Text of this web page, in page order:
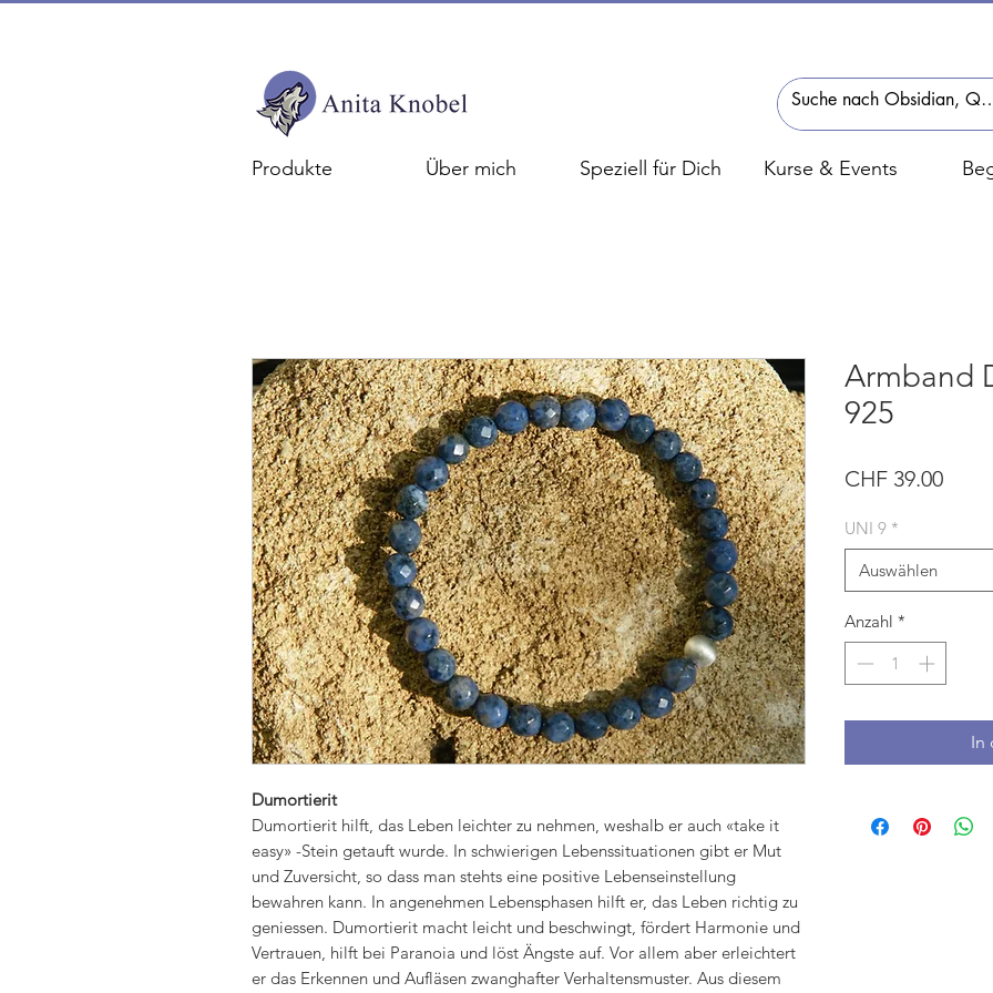
Produkte Über mich Speziell für Dich Kurse & Events
Dumortierit
Dumortierit hilft, das Leben leichter zu nehmen, weshalb er auch «take it
easy» -Stein getauft wurde. In schwierigen Lebenssituationen gibt er Mut
und Zuversicht, so dass man stehts eine positive Lebenseinstellung
bewahren kann. In angenehmen Lebensphasen hilft er, das Leben richtig zu
geniessen. Dumortierit macht leicht und beschwingt, fördert Harmonie und
Vertrauen, hilft bei Paranoia und löst Ängste auf. Vor allem aber erleichtert
er das Erkennen und Aufläsen zwanghafter Verhaltensmuster. Aus diesem
Armband
925
CHF 39.00Preis
UNI 9 *
Auswählen
Anzahl *
In